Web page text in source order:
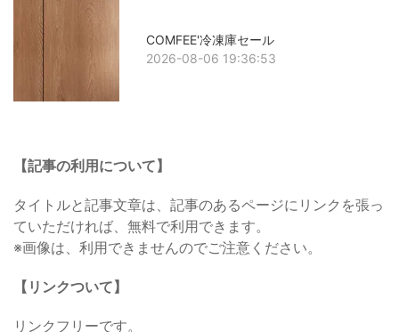
COMFEE'冷凍庫セール
2026-08-06 19:36:53
【記事の利用について】
タイトルと記事文章は、記事のあるページにリンクを張っ
ていただければ、無料で利用できます。
※画像は、利用できませんのでご注意ください。
【リンクついて】
リンクフリーです。